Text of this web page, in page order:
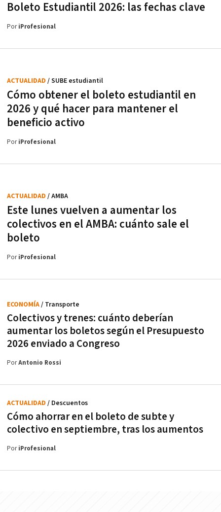
Boleto Estudiantil 2026: las fechas clave
PoriProfesional
Cómo obtener el boleto estudiantil en
2026 y qué hacer para mantener el
beneficio activo
ACTUALIDAD / SUBE estudiantil
PoriProfesional
Este lunes vuelven a aumentar los
colectivos en el AMBA: cuánto sale el
boleto
ACTUALIDAD / AMBA
PoriProfesional
Colectivos y trenes: cuánto deberían
aumentar los boletos según el Presupuesto
2026 enviado a Congreso
ECONOMÍA/ Transporte
PorAntonio Rossi
Cómo ahorrar en el boleto de subte y
colectivo en septiembre, tras los aumentos
ACTUALIDAD / Descuentos
PoriProfesional